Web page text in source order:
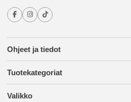
Ohjeet ja tiedot
Tuotekategoriat
Valikko